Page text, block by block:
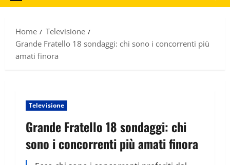
Home
Televisione
Grande Fratello 18 sondaggi: chi sono i concorrenti più
amati finora
Televisione
Grande Fratello 18 sondaggi: chi
sono i concorrenti più amati finora